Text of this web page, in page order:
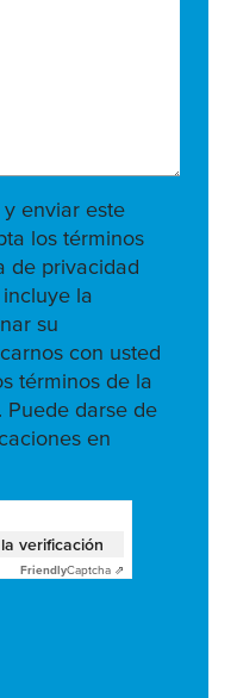
enviar este
los términos
de privacidad
la
su
con usted
términos de la
. Puede darse de
en
verificación
FriendlyCaptcha ⇗